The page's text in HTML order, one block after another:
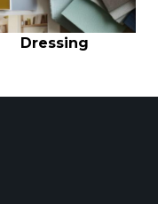
Dressing